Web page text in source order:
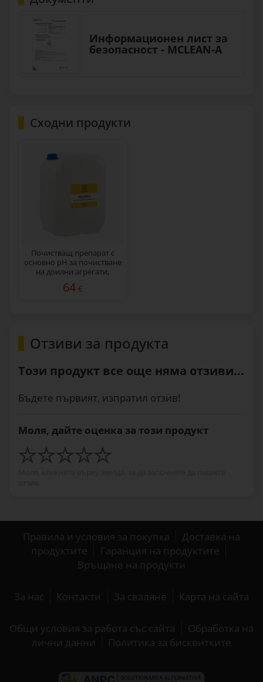
Информационен лист за
безопасност - MCLEAN-A
Сходни продукти
Почистващ препарат с
основно pH за почистване
на доилни агрегати,
MCLEAN-B, 24 кг
64€
Отзиви за продукта
Този продукт все още няма отзиви...
Бъдете първият, изпратил отзив!
Моля, дайте оценка за този продукт
Правила и условия за покупка
Доставка на
продуктите
Гаранция на продуктите
Връщане на продукти
За нас Контакти За сваляне Карта на сайта
Общи условия за работа със сайта
Обработка на
лични данни
Политика за бисквитките